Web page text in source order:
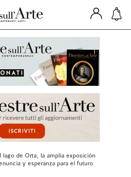
lago de Orta, la amplia exposición
y esperanza para el futuro